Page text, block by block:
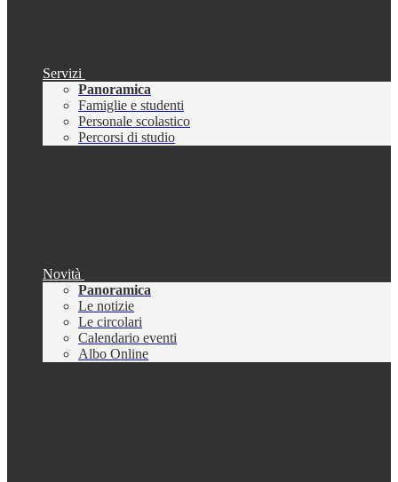
Servizi
Panoramica
Famiglie e studenti
Personale scolastico
Percorsi di studio
Novità
Panoramica
Le notizie
Le circolari
Calendario eventi
Albo Online